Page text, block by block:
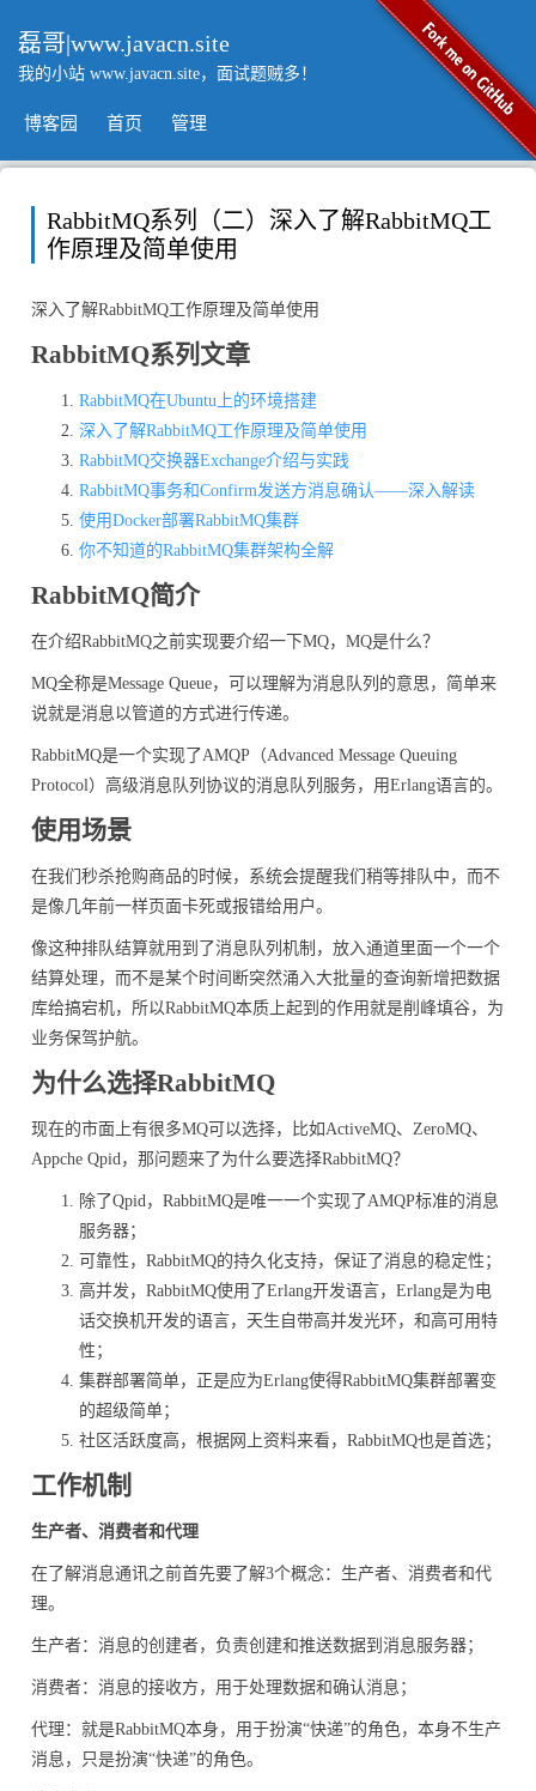
磊哥|www.javacn.site
我的小站 www.javacn.site，面试题贼多！
博客园 首页 管理
RabbitMQ系列（二）深入了解RabbitMQ工
作原理及简单使用
深入了解RabbitMQ工作原理及简单使用
RabbitMQ系列文章
RabbitMQ在Ubuntu上的环境搭建
深入了解RabbitMQ工作原理及简单使用
RabbitMQ交换器Exchange介绍与实践
RabbitMQ事务和Confirm发送方消息确认——深入解读
使用Docker部署RabbitMQ集群
你不知道的RabbitMQ集群架构全解
RabbitMQ简介
在介绍RabbitMQ之前实现要介绍一下MQ，MQ是什么？
MQ全称是Message Queue，可以理解为消息队列的意思，简单来
说就是消息以管道的方式进行传递。
RabbitMQ是一个实现了AMQP（Advanced Message Queuing
Protocol）高级消息队列协议的消息队列服务，用Erlang语言的。
使用场景
在我们秒杀抢购商品的时候，系统会提醒我们稍等排队中，而不
是像几年前一样页面卡死或报错给用户。
像这种排队结算就用到了消息队列机制，放入通道里面一个一个
结算处理，而不是某个时间断突然涌入大批量的查询新增把数据
库给搞宕机，所以RabbitMQ本质上起到的作用就是削峰填谷，为
业务保驾护航。
为什么选择RabbitMQ
现在的市面上有很多MQ可以选择，比如ActiveMQ、ZeroMQ、
Appche Qpid，那问题来了为什么要选择RabbitMQ？
除了Qpid，RabbitMQ是唯一一个实现了AMQP标准的消息
服务器；
可靠性，RabbitMQ的持久化支持，保证了消息的稳定性；
高并发，RabbitMQ使用了Erlang开发语言，Erlang是为电
话交换机开发的语言，天生自带高并发光环，和高可用特
性；
集群部署简单，正是应为Erlang使得RabbitMQ集群部署变
的超级简单；
社区活跃度高，根据网上资料来看，RabbitMQ也是首选；
工作机制
生产者、消费者和代理
在了解消息通讯之前首先要了解3个概念：生产者、消费者和代
理。
生产者：消息的创建者，负责创建和推送数据到消息服务器；
消费者：消息的接收方，用于处理数据和确认消息；
代理：就是RabbitMQ本身，用于扮演“快递”的角色，本身不生产
消息，只是扮演“快递”的角色。